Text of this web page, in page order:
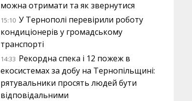
можна отримати та як звернутися
15:10 У Тернополі перевірили роботу
кондиціонерів у громадському
транспорті
14:33 Рекордна спека і 12 пожеж в
екосистемах за добу на Тернопільщині:
рятувальники просять людей бути
відповідальними